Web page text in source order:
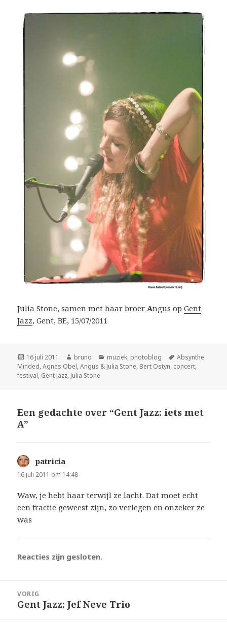
Julia Stone, samen met haar broer Angus opGent
Jazz, Gent, BE, 15/07/2011
Geplaatst
op
16 juli 2011 Auteur
bruno Categorieën
muziek, photoblog Tags
Absynthe
Minded,Agnes Obel,Angus & Julia Stone, Bert Ostyn, concert,
festival, Gent Jazz, Julia Stone
Een gedachte over “Gent Jazz: iets met
A”
patricia
16 juli 2011 om 14:48
Waw, je hebt haar terwijl ze lacht. Dat moet echt
een fractie geweest zijn, zo verlegen en onzeker ze
was
Reacties zijn gesloten.
navigatie
VORIG
Vorig
Gent Jazz: Jef Neve Trio